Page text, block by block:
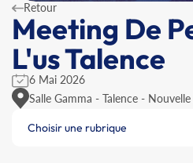
Retour
Meeting De
L'us Talence
6 Mai 2026
Salle Gamma - Talence -
Choisir une rubrique